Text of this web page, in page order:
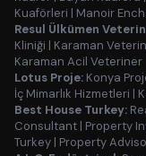
Kuaförleri | Manoir
Resul Ülkümen
Kliniği | Karaman
Karaman Acil Veteriner
Lotus Proje: Konya
İç Mimarlık Hizmetleri |
Best House Turkey:
Consultant | Property
Turkey | Property